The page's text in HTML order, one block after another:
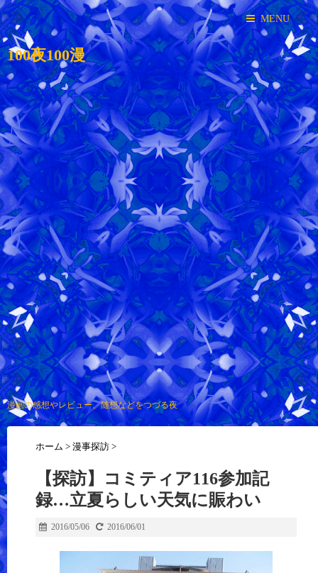
MENU
100夜100漫
漫画の感想やレビュー、随想などをつづる夜
ホーム > 漫事探訪 >
【探訪】 コミティア116参加記
録…立夏らしい天気に賑わい
2016/05/06 2016/06/01